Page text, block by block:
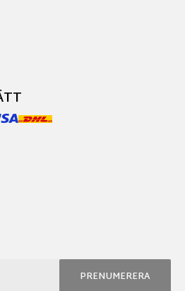
PRENUMERERA